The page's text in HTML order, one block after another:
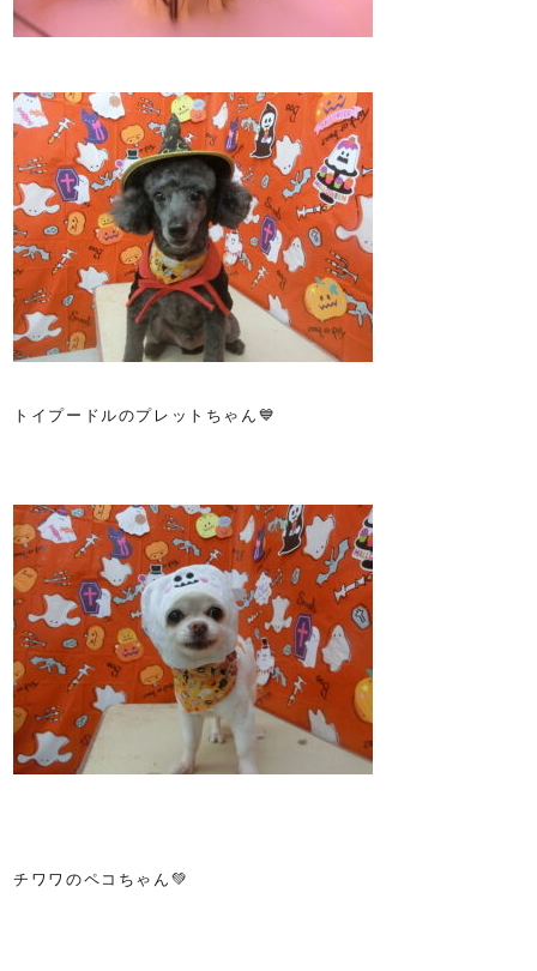
トイプードルのプレットちゃん💙
チワワのペコちゃん💚